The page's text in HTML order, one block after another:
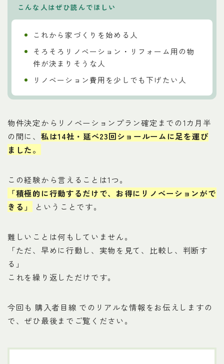
こんな人はぜひ読んでほしい
これから家づくりを始める人
そろそろリノベーション・リフォーム用の物
件が決まりそうな人
リノベーション費用を少しでも下げたい人
物件決定からリノベーションプラン確定までの1カ月半
の間に、 私は14社・延べ23回ショールームに足を運び
ました。
この経験から言えることは1つ。
「積極的に行動するだけで、お得にリノベーションがで
きる」
ということです。
難しいことは何もしていません。
「ただ、早めに行動し、実物を見て、比較し、判断す
る」
これを繰り返しただけです。
今回も 購入者目線 でのリアルな情報をお伝えしますの
で、ぜひ最後までご覧ください。